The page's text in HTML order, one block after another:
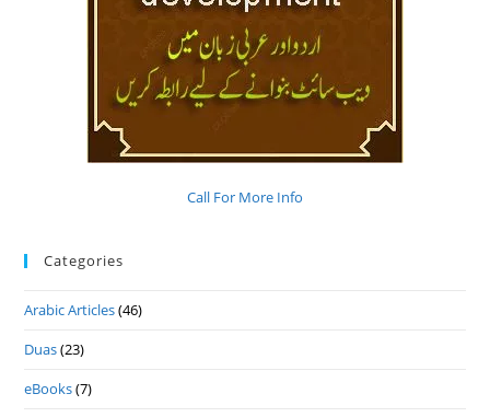
Call For More Info
Categories
Arabic Articles(46)
Duas(23)
eBooks(7)